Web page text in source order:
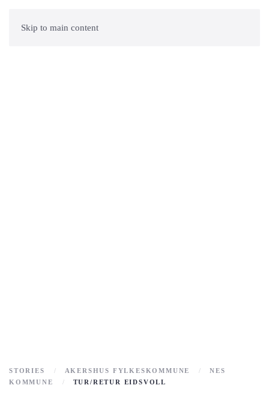
Skip to main content
STORIES AKERSHUS FYLKESKOMMUNE
NES
KOMMUNE
TUR/RETUR EIDSVOLL